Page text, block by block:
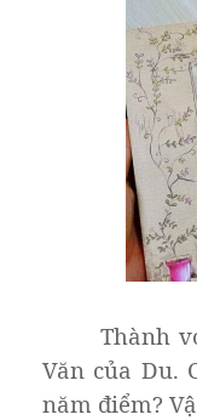
Thành
Văn của Du.
năm điểm?